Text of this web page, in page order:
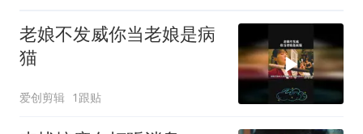
老娘不发威你当老娘是病
猫
爱创剪辑 1跟贴